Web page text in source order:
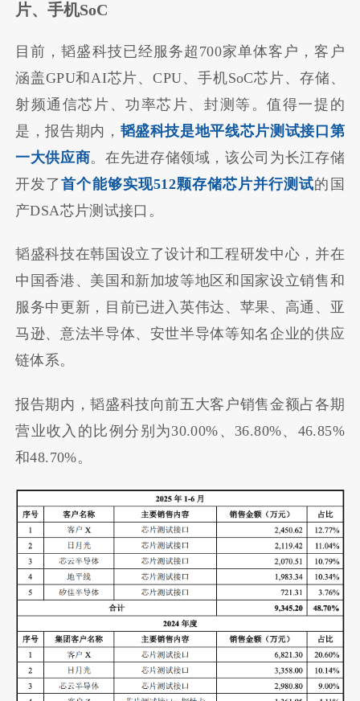
片、手机SoC
目前，韬盛科技已经服务超700家单体客户，客户
涵盖GPU和AI芯片、CPU、手机SoC芯片、存储、
射频通信芯片、功率芯片、封测等。值得一提的
是，报告期内， 韬盛科技是地平线芯片测试接口第
一大供应商。在先进存储领域，该公司为长江存储
开发了首个能够实现512颗存储芯片并行测试的国
产DSA芯片测试接口。
韬盛科技在韩国设立了设计和工程研发中心，并在
中国香港、美国和新加坡等地区和国家设立销售和
服务中更新，目前已进入英伟达、苹果、高通、亚
马逊、意法半导体、安世半导体等知名企业的供应
链体系。
报告期内，韬盛科技向前五大客户销售金额占各期
营业收入的比例分别为30.00%、36.80%、46.85%
和48.70%。